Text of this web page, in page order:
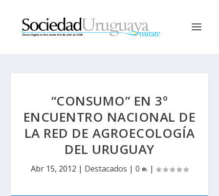
“CONSUMO” EN 3º
ENCUENTRO NACIONAL DE
LA RED DE AGROECOLOGÍA
DEL URUGUAY
Abr 15, 2012 | Destacados | 0 |